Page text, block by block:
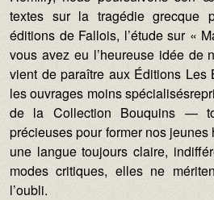
textes sur la tragédie grecque
éditions de Fallois, l’étude sur «
vous avez eu l’heureuse idée de
vient de paraître aux Éditions Les
les ouvrages moins
de la Collection Bouquins —
précieuses pour former nos
une langue toujours claire,
modes critiques, elles ne
l’oubli.